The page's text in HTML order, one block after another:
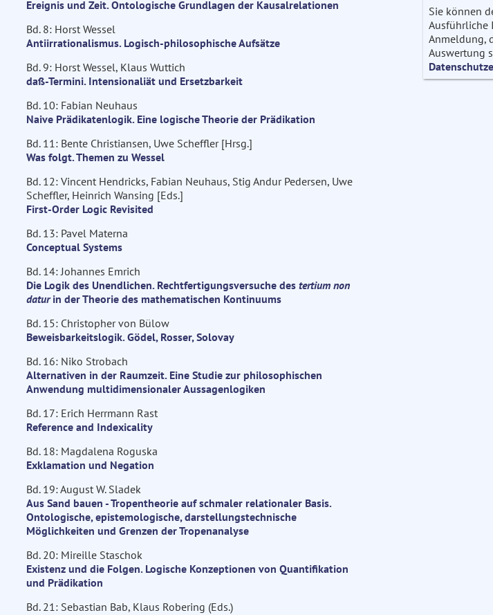
Sie können
Ausführliche
Anmeldung,
Auswertung
Ereignis und Zeit. Ontologische Grundlagen der Kausalrelationen
Bd. 8: Horst Wessel
Antiirrationalismus. Logisch-philosophische Aufsätze
Bd. 9: Horst Wessel, Klaus Wuttich
daß-Termini. Intensionaliät und Ersetzbarkeit
Bd. 10: Fabian Neuhaus
Naive Prädikatenlogik. Eine logische Theorie der Prädikation
Bd. 11: Bente Christiansen, Uwe Scheffler [Hrsg.]
Was folgt. Themen zu Wessel
Bd. 12: Vincent Hendricks, Fabian Neuhaus, Stig Andur Pedersen, Uwe
Scheffler, Heinrich Wansing [Eds.]
First-Order Logic Revisited
Bd. 13: Pavel Materna
Conceptual Systems
Bd. 14: Johannes Emrich
Die Logik des Unendlichen. Rechtfertigungsversuche des tertium non
daturin der Theorie des mathematischen Kontinuums
Bd. 15: Christopher von Bülow
Beweisbarkeitslogik. Gödel, Rosser, Solovay
Bd. 16: Niko Strobach
Alternativen in der Raumzeit. Eine Studie zur philosophischen
Anwendung multidimensionaler Aussagenlogiken
Bd. 17: Erich Herrmann Rast
Reference and Indexicality
Bd. 18: Magdalena Roguska
Exklamation und Negation
Bd. 19: August W. Sladek
Aus Sand bauen - Tropentheorie auf schmaler relationaler Basis.
Ontologische, epistemologische, darstellungstechnische
Möglichkeiten und Grenzen der Tropenanalyse
Bd. 20: Mireille Staschok
Existenz und die Folgen. Logische Konzeptionen von Quantifikation
und Prädikation
Bd. 21: Sebastian Bab, Klaus Robering (Eds.)